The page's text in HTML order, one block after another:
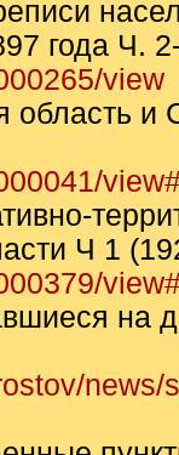
года Ч.
view
область и
Ч 1
на
news/